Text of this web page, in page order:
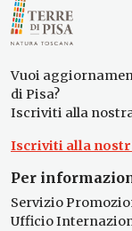
Vuoi
di Pisa?
Iscriviti alla
Iscriviti alla
Per
Servizio
Ufficio